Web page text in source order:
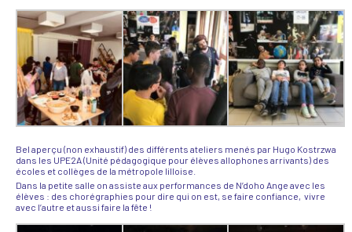
Bel aperçu (non exhaustif) des différents ateliers menés par Hugo Kostrzwa
dans les UPE2A (Unité pédagogique pour élèves allophones arrivants) des
écoles et collèges de la métropole lilloise.
Dans la petite salle on assiste aux performances de N’doho Ange avec les
élèves : des chorégraphies pour dire qui on est, se faire confiance, vivre
avec l’autre et aussi faire la fête !